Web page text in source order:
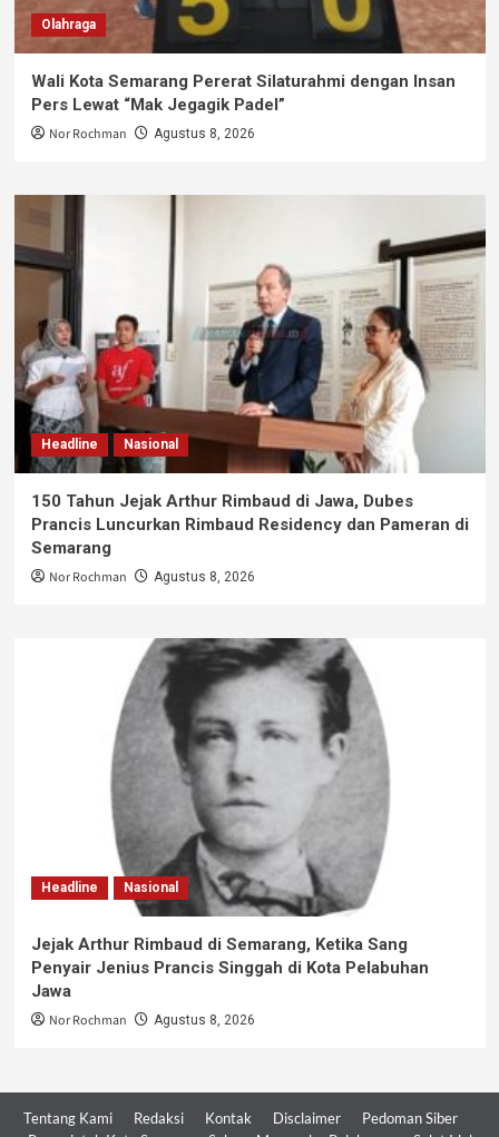
Olahraga
Wali Kota Semarang Pererat Silaturahmi dengan Insan
Pers Lewat “Mak Jegagik Padel”
Nor Rochman Agustus 8, 2026
Headline Nasional
150 Tahun Jejak Arthur Rimbaud di Jawa, Dubes
Prancis Luncurkan Rimbaud Residency dan Pameran di
Semarang
Nor Rochman Agustus 8, 2026
Headline Nasional
Jejak Arthur Rimbaud di Semarang, Ketika Sang
Penyair Jenius Prancis Singgah di Kota Pelabuhan
Jawa
Nor Rochman Agustus 8, 2026
Tentang Kami Redaksi Kontak Disclaimer
Pedoman Siber